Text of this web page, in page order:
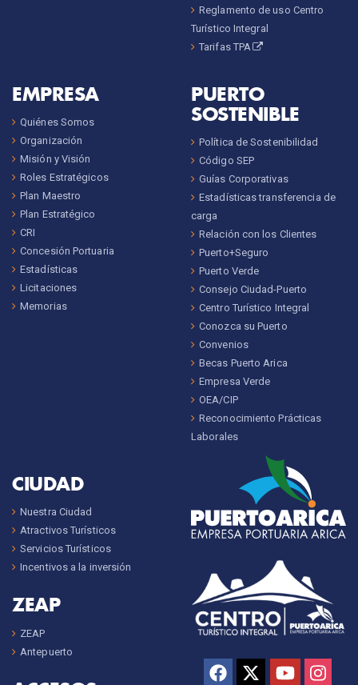
Reglamento de uso Centro
Turístico Integral
Tarifas TPA
EMPRESA
Quiénes Somos
Organización
Misión y Visión
Roles Estratégicos
Plan Maestro
Plan Estratégico
CRI
Concesión Portuaria
Estadísticas
Licitaciones
Memorias
PUERTO
SOSTENIBLE
Política de Sostenibilidad
Código SEP
Guías Corporativas
Estadísticas transferencia de
carga
Relación con los Clientes
Puerto+Seguro
Puerto Verde
Consejo Ciudad-Puerto
Centro Turístico Integral
Conozca su Puerto
Convenios
Becas Puerto Arica
Empresa Verde
OEA/CIP
Reconocimiento Prácticas
Laborales
CIUDAD
Nuestra Ciudad
Atractivos Turísticos
Servicios Turísticos
Incentivos a la inversión
ZEAP
ZEAP
Antepuerto